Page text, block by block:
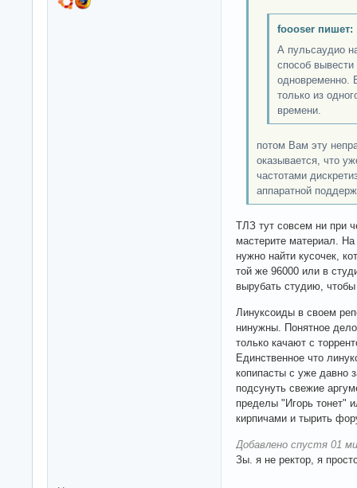
foooser пишет:
А пульсаудио
способ вывести
одновременно.
только из
времени.
потом Вам эту
оказывается, что
частотами
аппаратной
ТЛЗ тут совсем ни при
мастерите материал.
нужно найти кусочек,
той же 96000 или в
вырубать студию,
Линуксоиды в своем
нинужны. Понятное
только качают с
Единственное что
копипасты с уже давно
подсунуть свежие
пределы "Игорь тонет"
кирпичами и тырить
Добавлено спустя 01
Зы. я не ректор, я